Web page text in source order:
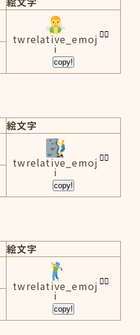
twrelative_emoj
i
copy!
絵文字
twrelative_emoj
i
copy!
絵文字
twrelative_emoj
i
copy!